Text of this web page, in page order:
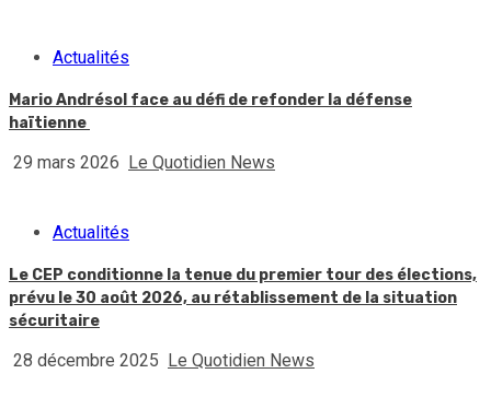
Actualités
Mario Andrésol face au défi de refonder la défense
haïtienne
29 mars 2026 Le Quotidien News
Actualités
Le CEP conditionne la tenue du premier tour des élections,
prévu le 30 août 2026, au rétablissement de la situation
sécuritaire
28 décembre 2025 Le Quotidien News